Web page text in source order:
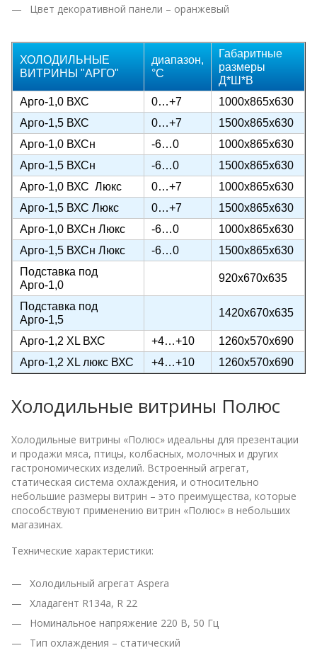
Цвет декоративной панели – оранжевый
ХОЛОДИЛЬНЫЕ
ВИТРИНЫ "АРГО"
диапазон,
°C
Габаритные
размеры
Д*Ш*В
Арго-1,0 ВХС
0…+7
1000х865х630
Арго-1,5 ВХС
0…+7
1500х865х630
Арго-1,0 ВХСн
-6…0
1000х865х630
Арго-1,5 ВХСн
-6…0
1500х865х630
Арго-1,0 ВХС Люкс
0…+7
1000х865х630
Арго-1,5 ВХС Люкс
0…+7
1500х865х630
Арго-1,0 ВХСн Люкс
-6…0
1000х865х630
Арго-1,5 ВХСн Люкс
-6…0
1500х865х630
Подставка под
Арго-1,0
920х670х635
Подставка под
Арго-1,5
1420х670х635
Арго-1,2 XL ВХС +4…+10
1260х570х690
Арго-1,2 XL люкс ВХС
+4…+10 1260х570х690
Холодильные витрины Полюс
Холодильные витрины «Полюс» идеальны для презентации
и продажи мяса, птицы, колбасных, молочных и других
гастрономических изделий. Встроенный агрегат,
статическая система охлаждения, и относительно
небольшие размеры витрин – это преимущества, которые
способствуют применению витрин «Полюс» в небольших
магазинах.
Технические характеристики:
Холодильный агрегат Aspera
Хладагент R134a, R 22
Номинальное напряжение 220 В, 50 Гц
Тип охлаждения – статический